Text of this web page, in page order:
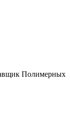
Полимерных